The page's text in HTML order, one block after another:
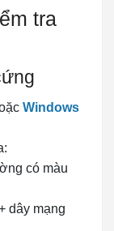
tra
Windows
có màu
dây mạng